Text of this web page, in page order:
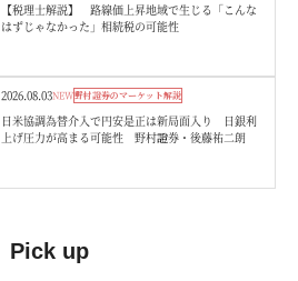
【税理士解説】 路線価上昇地域で生じる「こんな
はずじゃなかった」相続税の可能性
2026.08.03NEW野村證券のマーケット解説
日米協調為替介入で円安是正は新局面入り 日銀利
上げ圧力が高まる可能性 野村證券・後藤祐二朗
Pick up